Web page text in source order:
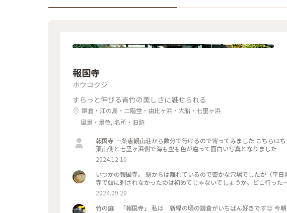
報国寺
ホウコクジ
すらっと伸びる青竹の美しさに魅せられる
鎌倉・江の島・二階堂・由比ヶ浜・大船・七里ヶ浜
風景・景色, 名所・旧跡
報国寺 一条恵観山荘から数分で行けるので寄ってみました こちらはちようど見頃でした！ そして夕暮れの由比ヶ浜
葉山側と七里ヶ浜側で海も空も色が違って面白い写真となりました
2024.12.10
いつかの報国寺。 駅からは離れているので密かな穴場でしたが（平
2024.09.20
竹の庭 「